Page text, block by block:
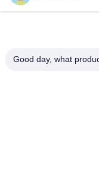
Good day, what